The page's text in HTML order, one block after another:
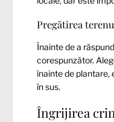
Pregătirea
Înainte de a
corespunzător.
înainte de plantare,
în sus.
Îngrijirea